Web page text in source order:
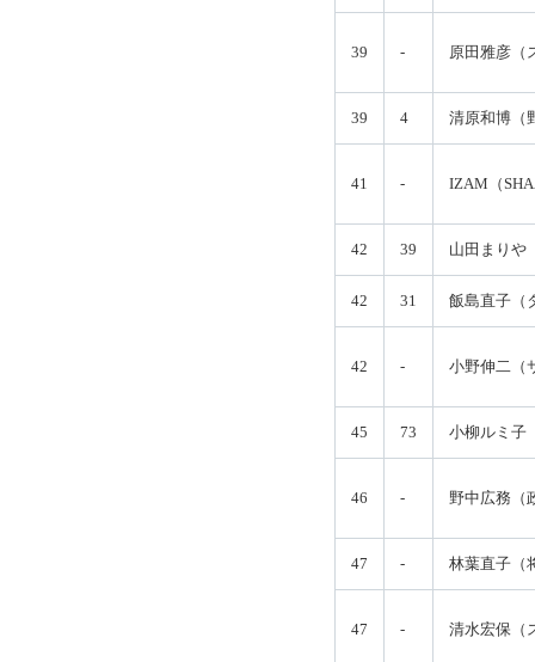
39 - 原田雅彦（
39 4 清原和博（
41 - IZAM（
42 39 山田まりや
42 31 飯島直子（
42 - 小野伸二（
45 73 小柳ルミ子
46 - 野中広務（
47 - 林葉直子（
47 - 清水宏保（